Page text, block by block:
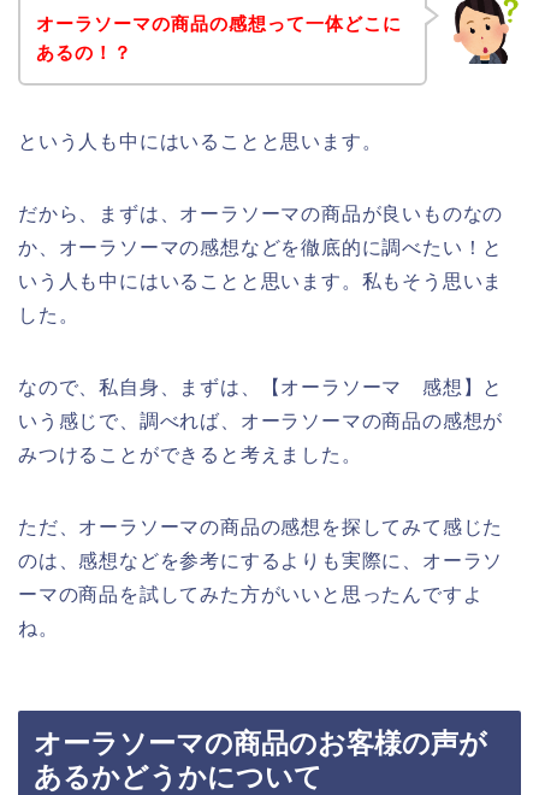
オーラソーマの商品の感想って一体どこに
あるの！？
という人も中にはいることと思います。
だから、まずは、オーラソーマの商品が良いものなの
か、オーラソーマの感想などを徹底的に調べたい！と
いう人も中にはいることと思います。私もそう思いま
した。
なので、私自身、まずは、【オーラソーマ 感想】と
いう感じで、調べれば、オーラソーマの商品の感想が
みつけることができると考えました。
ただ、オーラソーマの商品の感想を探してみて感じた
のは、感想などを参考にするよりも実際に、オーラソ
ーマの商品を試してみた方がいいと思ったんですよ
ね。
オーラソーマの商品のお客様の声が
あるかどうかについて